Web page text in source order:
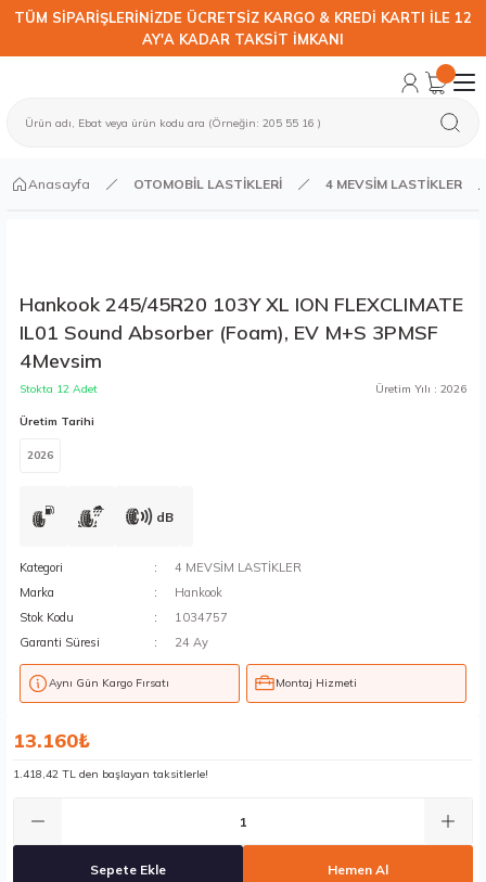
TÜM SİPARİŞLERİNİZDE ÜCRETSİZ KARGO & KREDİ KARTI İLE 12
AY'A KADAR TAKSİT İMKANI
Anasayfa OTOMOBİL LASTİKLERİ 4 MEVSİM LASTİKLER
Hankook 245/45R20 103Y XL ION FLEXCLIMATE
IL01 Sound Absorber (Foam), EV M+S 3PMSF
4Mevsim
Stokta 12 Adet Üretim Yılı : 2026
Üretim Tarihi
2026
dB
Kategori
4 MEVSİM LASTİKLER
Marka
Hankook
Stok Kodu
1034757
Garanti Süresi
24 Ay
Aynı Gün Kargo Fırsatı Montaj Hizmeti
13.160₺
1.418,42 TL den başlayan taksitlerle!
Sepete Ekle Hemen Al